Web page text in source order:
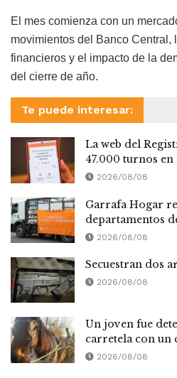
El mes comienza con un
movimientos del Banco Central,
financieros y el impacto de la
del cierre de año.
Te puede interesar:
La web del
47.000 turnos en
2026/08/08
Garrafa Hogar
departamentos
2026/08/08
Secuestran dos
2026/08/08
Un joven fue
carretela con un
2026/08/08